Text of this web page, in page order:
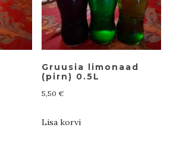
Gruusia limonaad
(pirn) 0.5L
5,50 €
Lisa korvi